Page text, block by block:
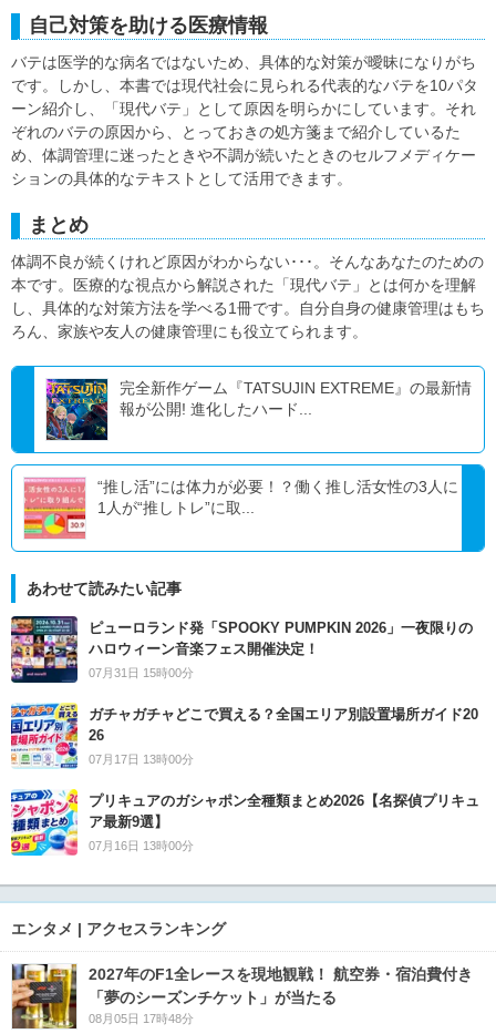
自己対策を助ける医療情報
バテは医学的な病名ではないため、具体的な対策が曖昧になりがち
です。しかし、本書では現代社会に見られる代表的なバテを10パタ
ーン紹介し、「現代バテ」として原因を明らかにしています。それ
ぞれのバテの原因から、とっておきの処方箋まで紹介しているた
め、体調管理に迷ったときや不調が続いたときのセルフメディケー
ションの具体的なテキストとして活用できます。
まとめ
体調不良が続くけれど原因がわからない･･･。そんなあなたのための
本です。医療的な視点から解説された「現代バテ」とは何かを理解
し、具体的な対策方法を学べる1冊です。自分自身の健康管理はもち
ろん、家族や友人の健康管理にも役立てられます。
完全新作ゲーム『TATSUJIN EXTREME』の最新情
報が公開! 進化したハード...
“推し活”には体力が必要！？働く推し活女性の3人に
1人が“推しトレ”に取...
あわせて読みたい記事
ピューロランド発「SPOOKY PUMPKIN 2026」一夜限りの
ハロウィーン音楽フェス開催決定！
07月31日 15時00分
ガチャガチャどこで買える？全国エリア別設置場所ガイド20
26
07月17日 13時00分
プリキュアのガシャポン全種類まとめ2026【名探偵プリキュ
ア最新9選】
07月16日 13時00分
エンタメ | アクセスランキング
2027年のF1全レースを現地観戦！ 航空券・宿泊費付き
「夢のシーズンチケット」が当たる
08月05日 17時48分